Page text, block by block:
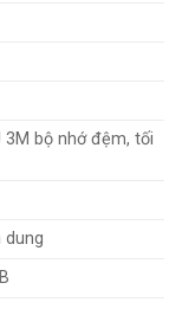
bộ nhớ đệm, tối
dung